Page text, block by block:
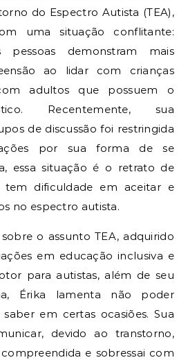
do Espectro Autista (TEA),
uma situação conflitante:
demonstram mais
ao lidar com crianças
adultos que possuem o
Recentemente, sua
de discussão foi restringida
por sua forma de se
essa situação é o retrato de
tem dificuldade em aceitar e
no espectro autista.
o assunto TEA, adquirido
em educação inclusiva e
para autistas, além de seu
Érika lamenta não poder
em certas ocasiões. Sua
devido ao transtorno,
e sobressai com